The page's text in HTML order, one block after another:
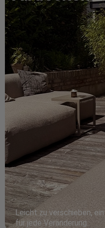
Leicht zu verschieben,
für jede Veränderung.